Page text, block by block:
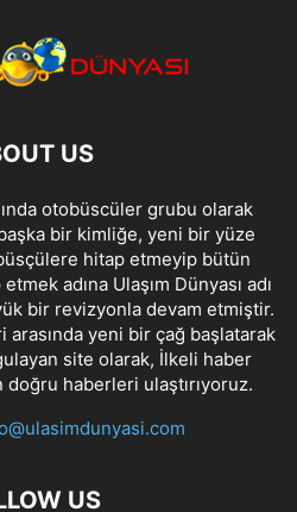
US
otobüscüler grubu olarak
bir kimliğe, yeni bir yüze
hitap etmeyip bütün
adına Ulaşım Dünyası adı
bir revizyonla devam etmiştir.
arasında yeni bir çağ başlatarak
site olarak, İlkeli haber
doğru haberleri ulaştırıyoruz.
US